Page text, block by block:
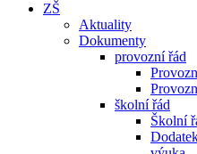
ZŠ
Aktuality
Dokumenty
provozní řád
školní řád
Školní